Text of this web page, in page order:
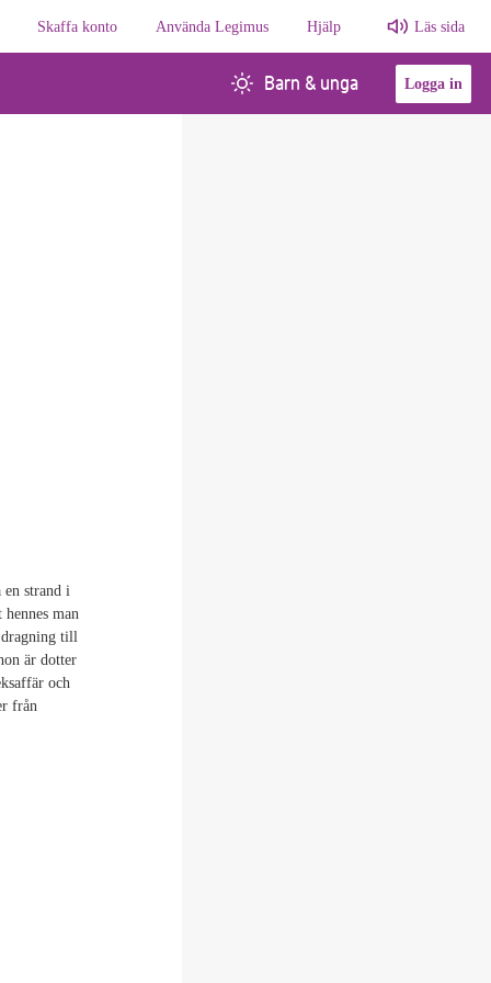
Skaffa konto Använda Legimus Hjälp Läs sida
Barn & unga Logga in
en strand i
man
till
är dotter
och
från